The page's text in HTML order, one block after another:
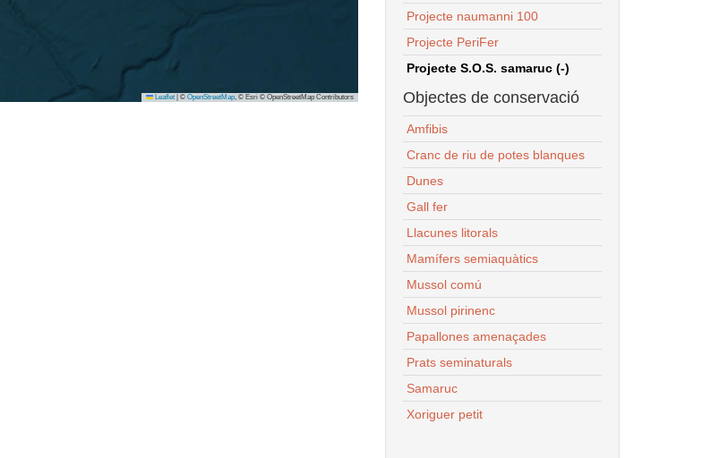
Leaflet © OpenStreetMap, © Esri © OpenStreetMap Contributors
Projecte naumanni 100
Projecte PeriFer
Projecte S.O.S. samaruc (-)
Objectes de conservació
Amfibis
Cranc de riu de potes blanques
Dunes
Gall fer
Llacunes litorals
Mamífers semiaquàtics
Mussol comú
Mussol pirinenc
Papallones amenaçades
Prats seminaturals
Samaruc
Xoriguer petit